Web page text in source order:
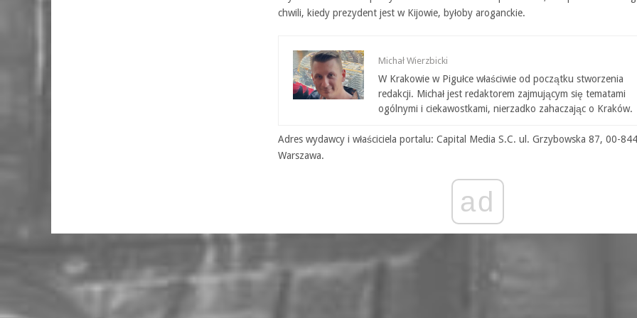
chwili, kiedy prezydent jest w Kijowie, byłoby aroganckie.
Michał Wierzbicki
W Krakowie w Pigułce właściwie od początku stworzenia
redakcji. Michał jest redaktorem zajmującym się tematami
ogólnymi i ciekawostkami, nierzadko zahaczając o Kraków.
Adres wydawcy i właściciela portalu: Capital Media S.C. ul. Grzybowska 87, 00-844
Warszawa.
ad